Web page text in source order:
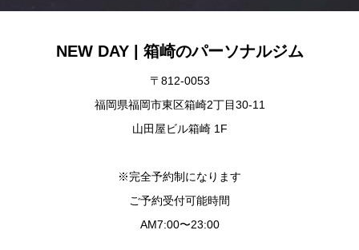
NEW DAY | 箱崎のパーソナルジム
〒812-0053
福岡県福岡市東区箱崎2丁目30-11
山田屋ビル箱崎 1F
※完全予約制になります
ご予約受付可能時間
AM7:00〜23:00